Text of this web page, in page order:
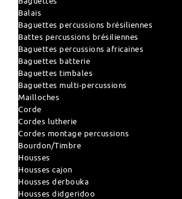
Balais
Baguettes percussions brésiliennes
Battes percussions brésiliennes
Baguettes percussions africaines
Baguettes batterie
Baguettes timbales
Baguettes multi-percussions
Mailloches
Corde
Cordes lutherie
Cordes montage percussions
Bourdon/Timbre
Housses
Housses cajon
Housses derbouka
Housses didgeridoo